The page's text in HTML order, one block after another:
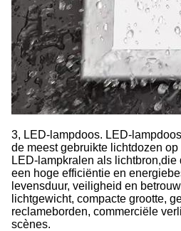
3, LED-lampdoos. LED-
de meest gebruikte lichtdozen
LED-lampkralen als lichtbron,die
een hoge efficiëntie en
levensduur, veiligheid en
lichtgewicht, compacte grootte,
reclameborden, commerciële
scènes.